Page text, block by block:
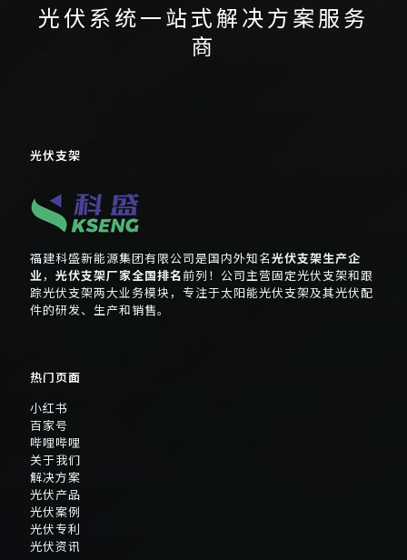
光伏系统一站式解决方案服务
商
光伏支架
福建科盛新能源集团有限公司是国内外知名光伏支架生产企
业， 光伏支架厂家全国排名前列！公司主营固定光伏支架和跟
踪光伏支架两大业务模块，专注于太阳能光伏支架及其光伏配
件的研发、生产和销售。
热门页面
小红书
百家号
哔哩哔哩
关于我们
解决方案
光伏产品
光伏案例
光伏专利
光伏资讯